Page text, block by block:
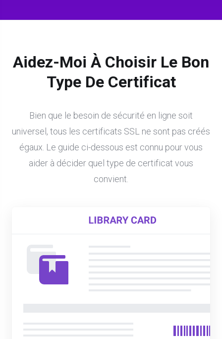
Aidez-Moi À Choisir Le Bon
Type De Certificat
Bien que le besoin de sécurité en ligne soit
universel, tous les certificats SSL ne sont pas créés
égaux. Le guide ci-dessous est connu pour vous
aider à décider quel type de certificat vous
convient.